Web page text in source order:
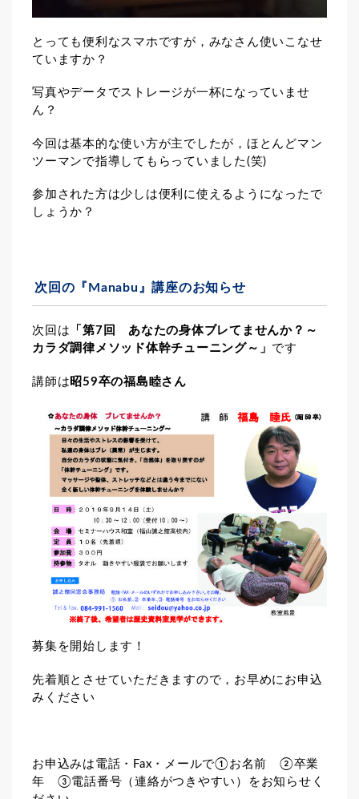
とっても便利なスマホですが，みなさん使いこなせ
ていますか？
写真やデータでストレージが一杯になっていませ
ん？
今回は基本的な使い方が主でしたが，ほとんどマン
ツーマンで指導してもらっていました(笑)
参加された方は少しは便利に使えるようになったで
しょうか？
次回の『Manabu』講座のお知らせ
次回は 「第7回 あなたの身体ブレてませんか？～
カラダ調律メソッド体幹チューニング～」 です
講師は 昭59卒の福島睦さん
募集を開始します！
先着順とさせていただきますので，お早めにお申込
みください
お申込みは電話・Fax・メールで①お名前 ②卒業
年 ③電話番号（連絡がつきやすい）をお知らせく